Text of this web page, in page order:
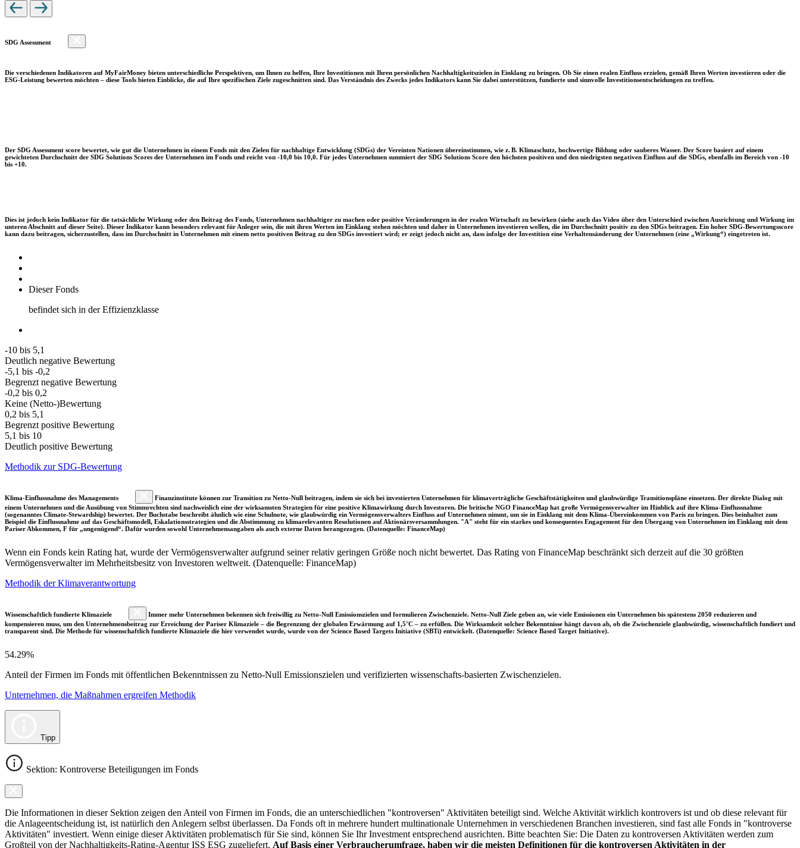
SDG Assessment
Die verschiedenen Indikatoren auf MyFairMoney bieten unterschiedliche Perspektiven, um Ihnen zu helfen, Ihre Investitionen mit Ihren persönlichen Nachhaltigkeitszielen in Einklang zu bringen. Ob Sie einen realen Einfluss erzielen, gemäß Ihren Werten investieren oder die
ESG-Leistung bewerten möchten – diese Tools bieten Einblicke, die auf Ihre spezifischen Ziele zugeschnitten sind. Das Verständnis des Zwecks jedes Indikators kann Sie dabei unterstützen, fundierte und sinnvolle Investitionsentscheidungen zu treffen.
Der SDG Assessment score bewertet, wie gut die Unternehmen in einem Fonds mit den Zielen für nachhaltige Entwicklung (SDGs) der Vereinten Nationen übereinstimmen, wie z. B. Klimaschutz, hochwertige Bildung oder sauberes Wasser. Der Score basiert auf einem
gewichteten Durchschnitt der SDG Solutions Scores der Unternehmen im Fonds und reicht von -10,0 bis 10,0. Für jedes Unternehmen summiert der SDG Solutions Score den höchsten positiven und den niedrigsten negativen Einfluss auf die SDGs, ebenfalls im Bereich von -10
bis +10.
Dies ist jedoch kein Indikator für die tatsächliche Wirkung oder den Beitrag des Fonds, Unternehmen nachhaltiger zu machen oder positive Veränderungen in der realen Wirtschaft zu bewirken (siehe auch das Video über den Unterschied zwischen Ausrichtung und Wirkung im
unteren Abschnitt auf dieser Seite). Dieser Indikator kann besonders relevant für Anleger sein, die mit ihren Werten im Einklang stehen möchten und daher in Unternehmen investieren wollen, die im Durchschnitt positiv zu den SDGs beitragen. Ein hoher SDG-Bewertungsscore
kann dazu beitragen, sicherzustellen, dass im Durchschnitt in Unternehmen mit einem netto positiven Beitrag zu den SDGs investiert wird; er zeigt jedoch nicht an, dass infolge der Investition eine Verhaltensänderung der Unternehmen (eine „Wirkung“) eingetreten ist.
Dieser Fonds
befindet sich in der Effizienzklasse
-10 bis 5,1
Deutlich negative Bewertung
-5,1 bis -0,2
Begrenzt negative Bewertung
-0,2 bis 0,2
Keine (Netto-)Bewertung
0,2 bis 5,1
Begrenzt positive Bewertung
5,1 bis 10
Deutlich positive Bewertung
Methodik zur SDG-Bewertung
Klima-Einflussnahme des Managements
Finanzinstitute können zur Transition zu Netto-Null beitragen, indem sie sich bei investierten Unternehmen für klimaverträgliche Geschäftstätigkeiten und glaubwürdige Transitionspläne einsetzen. Der direkte Dialog mit
einem Unternehmen und die Ausübung von Stimmrechten sind nachweislich eine der wirksamsten Strategien für eine positive Klimawirkung durch Investoren. Die britische NGO FinanceMap hat große Vermögensverwalter im Hinblick auf ihre Klima-Einflussnahme
(sogenanntes Climate-Stewardship) bewertet. Der Buchstabe beschreibt ähnlich wie eine Schulnote, wie glaubwürdig ein Vermögensverwalters Einfluss auf Unternehmen nimmt, um sie in Einklang mit dem Klima-Übereinkommen von Paris zu bringen. Dies beinhaltet zum
Beispiel die Einflussnahme auf das Geschäftsmodell, Eskalationsstrategien und die Abstimmung zu klimarelevanten Resolutionen auf Aktionärsversammlungen. "A" steht für ein starkes und konsequentes Engagement für den Übergang von Unternehmen im Einklang mit dem
Pariser Abkommen, F für „ungenügend“. Dafür wurden sowohl Unternehmensangaben als auch externe Daten herangezogen. (Datenquelle: FinanceMap)
Wenn ein Fonds kein Rating hat, wurde der Vermögensverwalter aufgrund seiner relativ geringen Größe noch nicht bewertet. Das Rating von FinanceMap beschränkt sich derzeit auf die 30 größten
Vermögensverwalter im Mehrheitsbesitz von Investoren weltweit. (Datenquelle: FinanceMap)
Methodik der Klimaverantwortung
Wissenschaftlich fundierte Klimaziele
Immer mehr Unternehmen bekennen sich freiwillig zu Netto-Null Emissionszielen und formulieren Zwischenziele. Netto-Null Ziele geben an, wie viele Emissionen ein Unternehmen bis spätestens 2050 reduzieren und
kompensieren muss, um den Unternehmensbeitrag zur Erreichung der Pariser Klimaziele – die Begrenzung der globalen Erwärmung auf 1,5°C – zu erfüllen. Die Wirksamkeit solcher Bekenntnisse hängt davon ab, ob die Zwischenziele glaubwürdig, wissenschaftlich fundiert und
transparent sind. Die Methode für wissenschaftlich fundierte Klimaziele die hier verwendet wurde, wurde von der Science Based Targets Initiative (SBTi) entwickelt. (Datenquelle: Science Based Target Initiative).
54.29%
Anteil der Firmen im Fonds mit öffentlichen Bekenntnissen zu Netto-Null Emissionszielen und verifizierten wissenschafts-basierten Zwischenzielen.
Unternehmen, die Maßnahmen ergreifen Methodik
Tipp
Sektion: Kontroverse Beteiligungen im Fonds
Die Informationen in dieser Sektion zeigen den Anteil von Firmen im Fonds, die an unterschiedlichen "kontroversen" Aktivitäten beteiligt sind. Welche Aktivität wirklich kontrovers ist und ob diese relevant für
die Anlageentscheidung ist, ist natürlich den Anlegern selbst überlassen. Da Fonds oft in mehrere hundert multinationale Unternehmen in verschiedenen Branchen investieren, sind fast alle Fonds in "kontroverse
Aktivitäten" investiert. Wenn einige dieser Aktivitäten problematisch für Sie sind, können Sie Ihr Investment entsprechend ausrichten. Bitte beachten Sie: Die Daten zu kontroversen Aktivitäten werden zum
Großteil von der Nachhaltigkeits-Rating-Agentur ISS ESG zugeliefert. Auf Basis einer Verbraucherumfrage, haben wir die meisten Definitionen für die kontroversen Aktivitäten in der